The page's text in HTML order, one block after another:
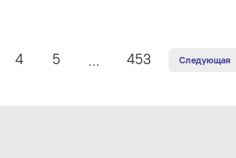
4 5 … 453 Следующая